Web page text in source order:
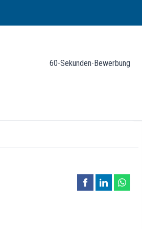
60-Sekunden-Bewerbung